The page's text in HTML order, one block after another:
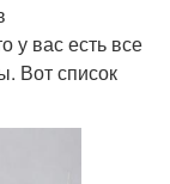
у вас есть все
Вот список